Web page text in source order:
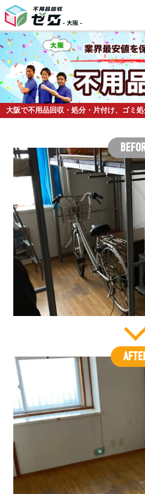
大阪で不用品回収・処分・片付け、ゴミ